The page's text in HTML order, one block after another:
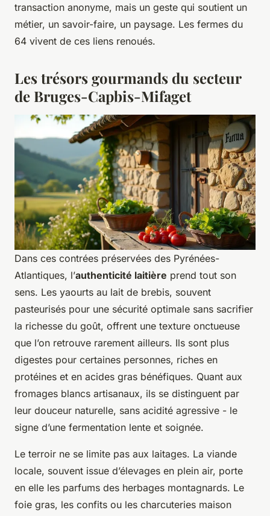
transaction anonyme, mais un geste qui soutient un
métier, un savoir-faire, un paysage. Les fermes du
64 vivent de ces liens renoués.
Les trésors gourmands du secteur
de Bruges-Capbis-Mifaget
Dans ces contrées préservées des Pyrénées-
Atlantiques, l’authenticité laitière prend tout son
sens. Les yaourts au lait de brebis, souvent
pasteurisés pour une sécurité optimale sans sacrifier
la richesse du goût, offrent une texture onctueuse
que l’on retrouve rarement ailleurs. Ils sont plus
digestes pour certaines personnes, riches en
protéines et en acides gras bénéfiques. Quant aux
fromages blancs artisanaux, ils se distinguent par
leur douceur naturelle, sans acidité agressive - le
signe d’une fermentation lente et soignée.
Le terroir ne se limite pas aux laitages. La viande
locale, souvent issue d’élevages en plein air, porte
en elle les parfums des herbages montagnards. Le
foie gras, les confits ou les charcuteries maison